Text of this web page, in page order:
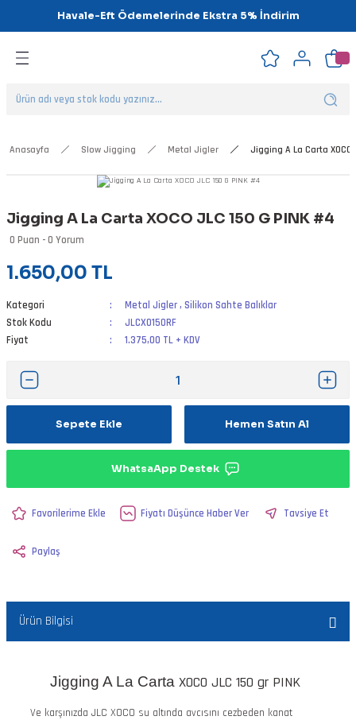
Havale-Eft Ödemelerinde Ekstra 5% İndirim
Geri Dön
Geri Dön
Geri Dön
Geri Dön
Geri Dön
Geri Dön
Anasayfa Slow Jigging Metal Jigler Jigging A La Carta XOCO
Jigging A La Carta XOCO JLC 150 G PINK #4
0 Puan - 0 Yorum
1.650,00 TL
Kategori Metal Jigler , Silikon Sahte Balıklar
Stok Kodu
JLCXO150RF
Fiyat
1.375,00 TL + KDV
Sepete Ekle Hemen Satın Al
WhatsaApp Destek
Fiyatı Düşünce Haber Ver Tavsiye Et
Paylaş
Ürün Bilgisi
Jigging A La Carta XOCO JLC 150 gr PINK
Ve karşınızda JLC XOCO su altında avcısını cezbeden kanat